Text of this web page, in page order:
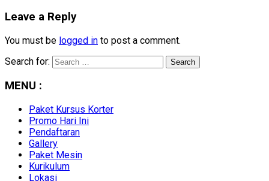
Leave a Reply
You must be logged in to post a comment.
Search for:
MENU :
Paket Kursus Korter
Promo Hari Ini
Pendaftaran
Gallery
Paket Mesin
Kurikulum
Lokasi